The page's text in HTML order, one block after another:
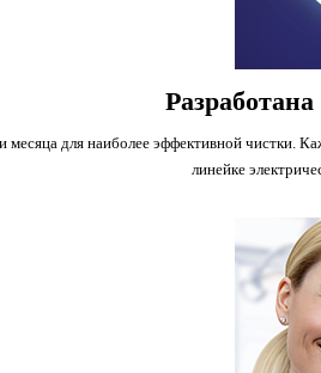
для наиболее эффективной чистки.
линейке